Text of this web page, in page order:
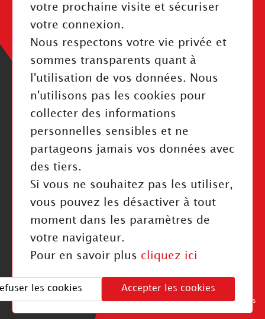
Mentions légales
Politique de confidentialité
Index Égalité Professionnelle
Cookies
RESTEZ INFORMÉ
J'ai pris connaissance de la politique de confidentialité
NOUS SUIVRE
©2026 OTICO. Tous droits réservés
Mentions légales Politique de confidentialité- Cookies
votre prochaine visite et sécuriser
votre connexion.
Nous respectons votre vie privée et
sommes transparents quant à
l'utilisation de vos données. Nous
n'utilisons pas les cookies pour
collecter des informations
personnelles sensibles et ne
partageons jamais vos données avec
des tiers.
Si vous ne souhaitez pas les utiliser,
vous pouvez les désactiver à tout
moment dans les paramètres de
votre navigateur.
Pour en savoir plus cliquez ici
Accepter les cookies
les cookies